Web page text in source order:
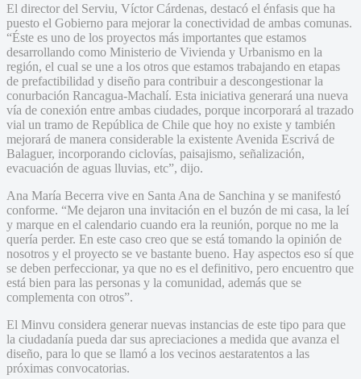
El director del Serviu, Víctor Cárdenas, destacó el énfasis que ha
puesto el Gobierno para mejorar la conectividad de ambas comunas.
“Éste es uno de los proyectos más importantes que estamos
desarrollando como Ministerio de Vivienda y Urbanismo en la
región, el cual se une a los otros que estamos trabajando en etapas
de prefactibilidad y diseño para contribuir a descongestionar la
conurbación Rancagua-Machalí. Esta iniciativa generará una nueva
vía de conexión entre ambas ciudades, porque incorporará al trazado
vial un tramo de República de Chile que hoy no existe y también
mejorará de manera considerable la existente Avenida Escrivá de
Balaguer, incorporando ciclovías, paisajismo, señalización,
evacuación de aguas lluvias, etc”, dijo.
Ana María Becerra vive en Santa Ana de Sanchina y se manifestó
conforme. “Me dejaron una invitación en el buzón de mi casa, la leí
y marque en el calendario cuando era la reunión, porque no me la
quería perder. En este caso creo que se está tomando la opinión de
nosotros y el proyecto se ve bastante bueno. Hay aspectos eso sí que
se deben perfeccionar, ya que no es el definitivo, pero encuentro que
está bien para las personas y la comunidad, además que se
complementa con otros”.
El Minvu considera generar nuevas instancias de este tipo para que
la ciudadanía pueda dar sus apreciaciones a medida que avanza el
diseño, para lo que se llamó a los vecinos aestaratentos a las
próximas convocatorias.